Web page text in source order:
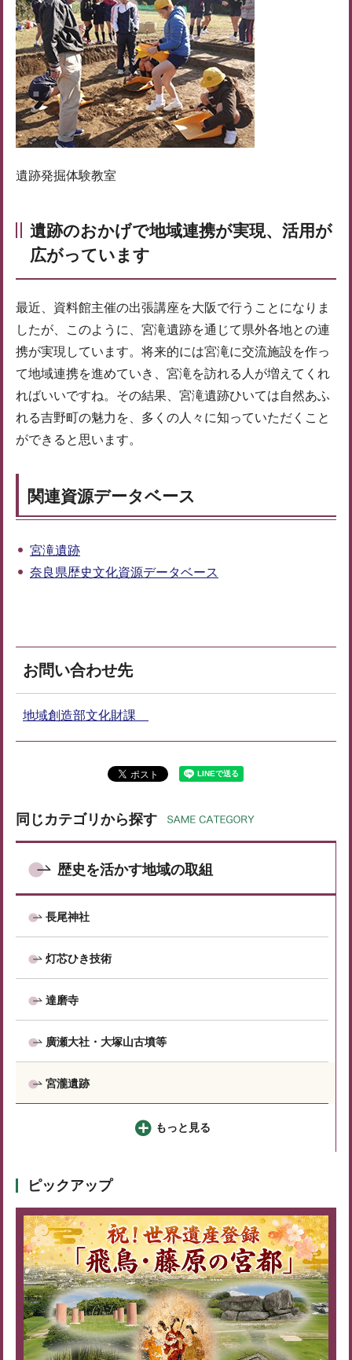
遺跡発掘体験教室
遺跡のおかげで地域連携が実現、活用が
広がっています
最近、資料館主催の出張講座を大阪で行うことになりま
したが、このように、宮滝遺跡を通じて県外各地との連
携が実現しています。将来的には宮滝に交流施設を作っ
て地域連携を進めていき、宮滝を訪れる人が増えてくれ
ればいいですね。その結果、宮滝遺跡ひいては自然あふ
れる吉野町の魅力を、多くの人々に知っていただくこと
ができると思います。
関連資源データベース
宮滝遺跡
奈良県歴史文化資源データベース
お問い合わせ先
地域創造部文化財課
同じカテゴリから探す
歴史を活かす地域の取組
長尾神社
灯芯ひき技術
達磨寺
廣瀬大社・大塚山古墳等
宮瀧遺跡
もっと見る
ピックアップ